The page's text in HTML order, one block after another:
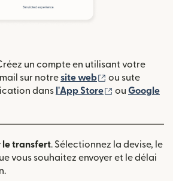
un compte en utilisant votre
sur notresite web (s'ouvre dans
ou sute
dans l'App Store (s'ouvre
ou Google
le transfert. Sélectionnez la devise, le
vous souhaitez envoyer et le délai